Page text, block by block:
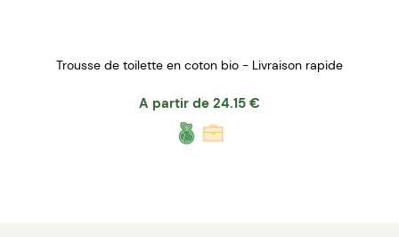
Trousse de toilette en coton bio - Livraison rapide
A partir de 24.15 €